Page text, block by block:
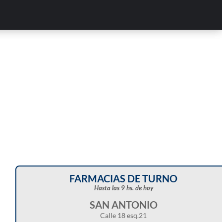
FARMACIAS DE TURNO
Hasta las 9 hs. de hoy
SAN ANTONIO
Calle 18 esq.21